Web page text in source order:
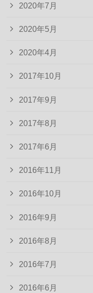
2020年7月
2020年5月
2020年4月
2017年10月
2017年9月
2017年8月
2017年6月
2016年11月
2016年10月
2016年9月
2016年8月
2016年7月
2016年6月